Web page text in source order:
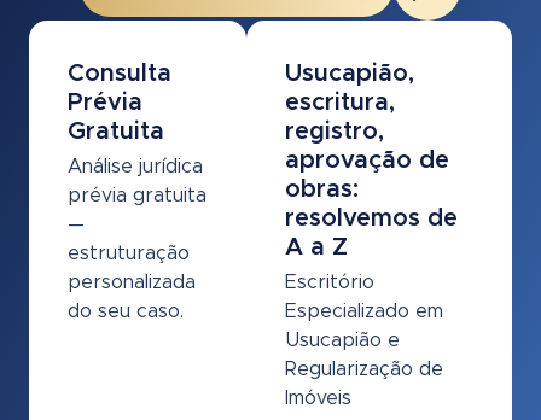
Consulta
Prévia
Gratuita
Análise jurídica
prévia gratuita
—
estruturação
personalizada
do seu caso.
Usucapião,
escritura,
registro,
aprovação de
obras:
resolvemos de
A a Z
Escritório
Especializado em
Usucapião e
Regularização de
Imóveis